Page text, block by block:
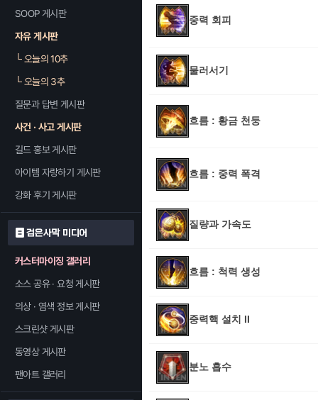
SOOP 게시판
자유 게시판
└오늘의 10추
└오늘의 3추
질문과 답변 게시판
사건 · 사고 게시판
길드 홍보 게시판
아이템 자랑하기 게시판
강화 후기 게시판
검은사막 미디어
커스터마이징 갤러리
소스 공유 · 요청 게시판
의상 · 염색 정보 게시판
스크린샷 게시판
동영상 게시판
팬아트 갤러리
중력 회피
물러서기
흐름 : 황금 천둥
흐름 : 중력 폭격
질량과 가속도
흐름 : 척력 생성
중력핵 설치 II
분노 흡수